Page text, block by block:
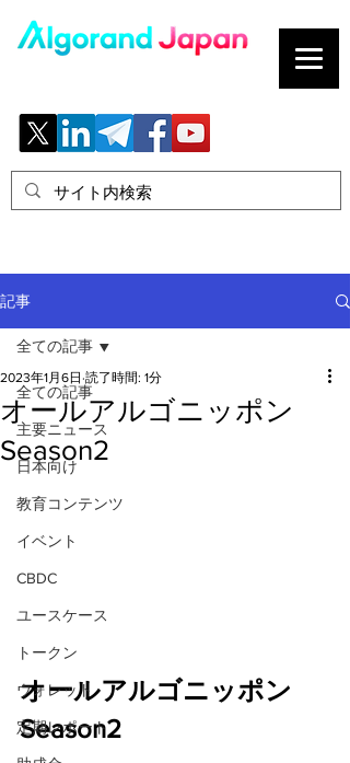
記事
全ての記事
主要ニュース
日本向け
教育コンテンツ
イベント
CBDC
ユースケース
トークン
ウォレット
定期レポート
全ての記事
オールアルゴニッポン
Season2
2023年1月6日 読了時間: 1分
オールアルゴニッポン
Season2